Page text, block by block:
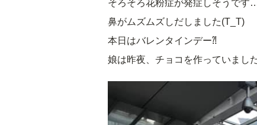
そろそろ花粉症が発症しそうです
鼻がムズムズしだしました(T_T)
本日はバレンタインデー⁈
娘は昨夜、チョコを作っていまし